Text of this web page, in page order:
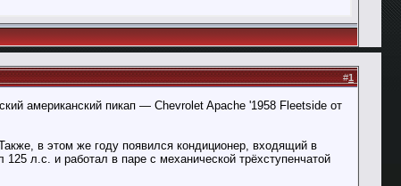
#1
американский пикап — Chevrolet Apache '1958 Fleetside от
в этом же году появился кондиционер, входящий в
л.с. и работал в паре с механической трёхступенчатой